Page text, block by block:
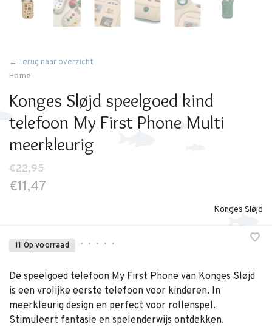
← Terug naar overzicht
Home
Konges Sløjd speelgoed kind
telefoon My First Phone Multi
meerkleurig
€22,95
€11,47
Konges Sløjd
11 Op voorraad • • • • •
De speelgoed telefoon My First Phone van Konges Sløjd
is een vrolijke eerste telefoon voor kinderen. In
meerkleurig design en perfect voor rollenspel.
Stimuleert fantasie en spelenderwijs ontdekken.